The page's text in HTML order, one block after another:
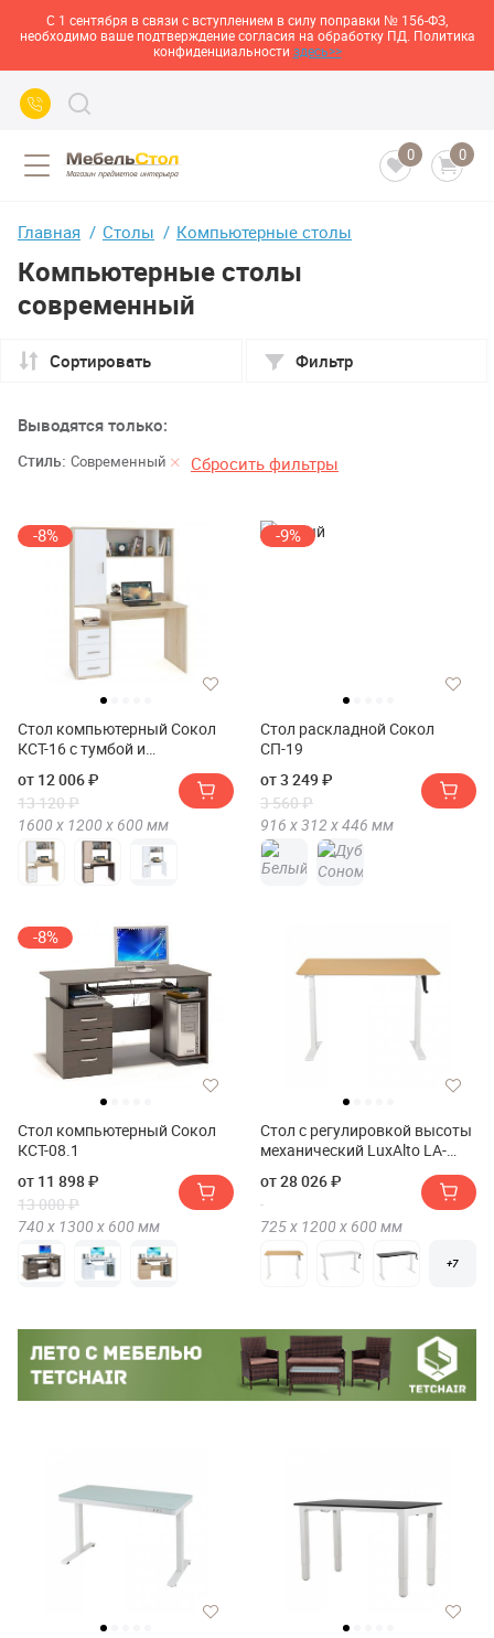
С 1 сентября в связи с вступлением в силу поправки № 156-ФЗ,
необходимо ваше подтверждение согласия на обработку ПД. Политика
конфиденциальности здесь>>
0 0
Главная Столы Компьютерные столы
Компьютерные столы
современный
Сортировать Фильтр
Выводятся только:
Стиль: Современный Сбросить фильтры
-8%
Стол компьютерный Сокол
КСТ-16 с тумбой и
от 12 006 ₽
13 120 ₽
1600 х 1200 х 600 мм
-9%
Стол раскладной Сокол
СП-19
от 3 249 ₽
3 560 ₽
916 х312 х446 мм
-8%
Стол компьютерный Сокол
КСТ-08.1
от 11 898 ₽
13 000 ₽
740 х 1300 х 600 мм
Стол с регулировкой высоты
механический LuxAlto LA-
от 28 026 ₽
725 х 1200 х 600 мм
+7